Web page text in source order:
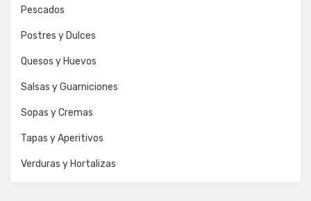
Pescados
Postres y Dulces
Quesos y Huevos
Salsas y Guarniciones
Sopas y Cremas
Tapas y Aperitivos
Verduras y Hortalizas